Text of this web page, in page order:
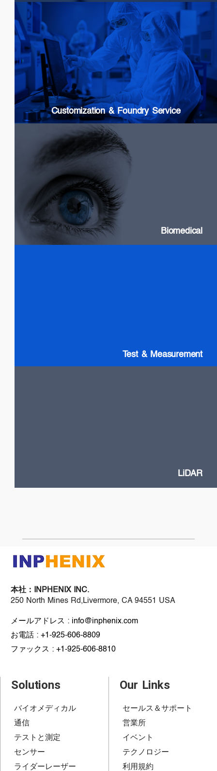
Biomedical
SLDs: Wideband & High Power
Swept Source Lasers: Long Coherence
Test & Measurement
LiDAR
Customization & Foundry Service
Customization & Foundry Services
Epi wafer growth
Chip processing
Custom Packaging
Modules & Subsystems
本社：
INPHENIX INC.
250 North Mines Rd,Livermore, CA 94551 USA
メールアドレス : info@inphenix.com
お電話 : +1-925-606-8809
ファックス : +1-925-606-8810
Solutions
バイオメディカル
通信
テストと測定
センサー
ライダーレーザー
Our Links
セールス＆サポート
営業所
イベント
テクノロジー
利用規約